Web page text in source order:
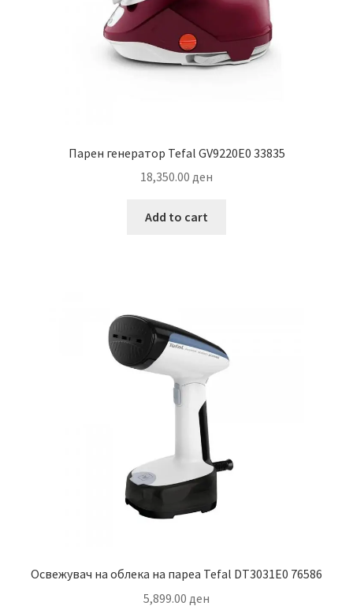
Парен генератор Tefal GV9220E0 33835
18,350.00 ден
Add to cart
Освежувач на облека на пареа Tefal DT3031E0 76586
5,899.00 ден